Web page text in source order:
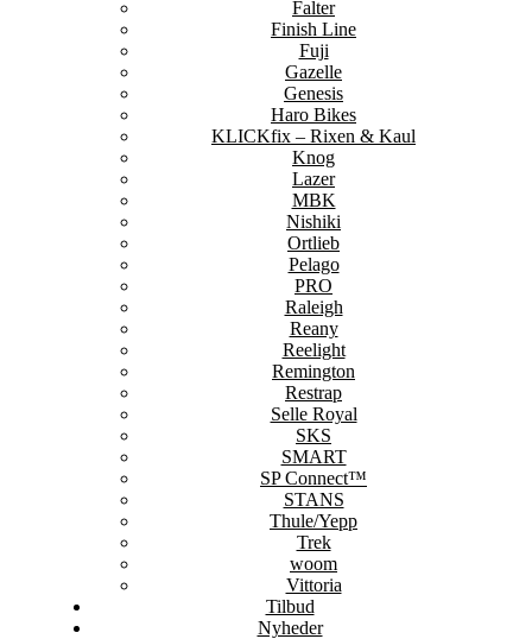
Falter
Finish Line
Fuji
Gazelle
Genesis
Haro Bikes
KLICKfix – Rixen & Kaul
Knog
Lazer
MBK
Nishiki
Ortlieb
Pelago
PRO
Raleigh
Reany
Reelight
Remington
Restrap
Selle Royal
SKS
SMART
SP Connect™
STANS
Thule/Yepp
Trek
woom
Vittoria
Tilbud
Nyheder